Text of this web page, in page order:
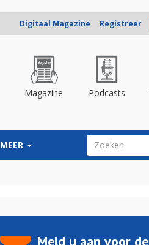
Digitaal Magazine Registreer
Magazine Podcasts
MEER ZOEKVELD
Meld u aan voor de